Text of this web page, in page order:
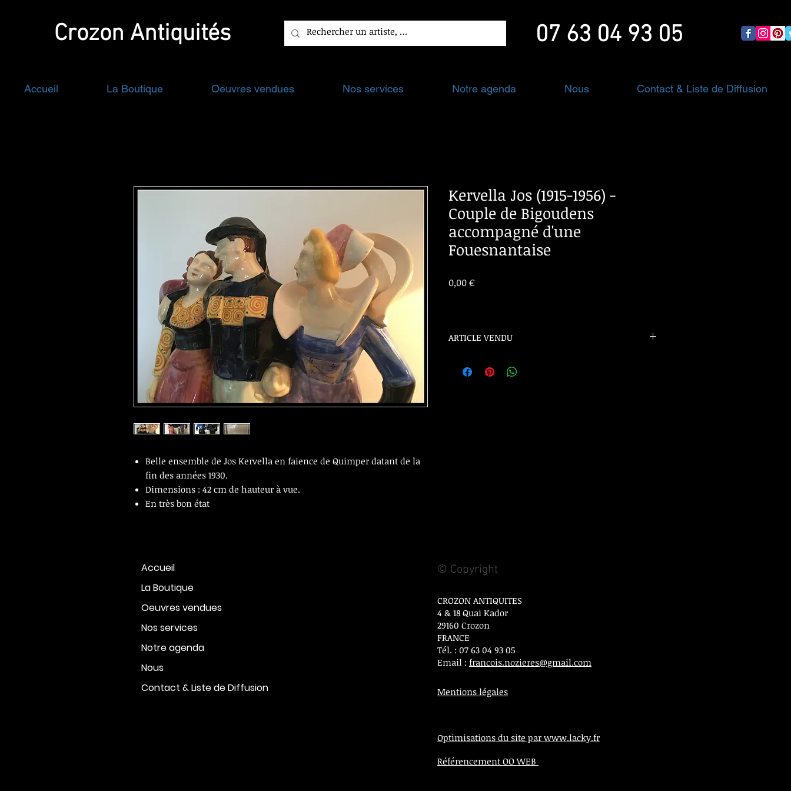
Crozon Antiquités 07 63 04 93 05
Accueil La Boutique Oeuvres vendues Nos services Notre agenda Nous Contact & Liste de Diffusion
Belle ensemble de Jos Kervella en faience de Quimper datant de la
fin des années 1930.
Dimensions : 42 cm de hauteur à vue.
En très bon état
Kervella Jos (1915-1956) -
Couple de Bigoudens
accompagné d'une
Fouesnantaise
0,00 €Prix
ARTICLE VENDU
Accueil
La Boutique
Oeuvres vendues
Nos services
Notre agenda
Nous
Contact & Liste de Diffusion
© Copyright
CROZON ANTIQUITES
4 & 18 Quai Kador
29160 Crozon
FRANCE
Tél. : 07 63 04 93 05
Email : francois.nozieres@gmail.com
Mentions légales
Optimisations du site par www.lacky.fr
Référencement OO WEB